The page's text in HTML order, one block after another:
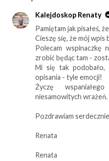
Kalejdoskop Renaty
Pamiętam jak pisałeś,
Cieszę się, że mój wpis
Polecam
zrobić będąc tam -
Mi się tak podobało,
opisania - tyle emocji!
Życzę
niesamowitych wrażeń.
Pozdrawiam serdecznie
Renata
Renata